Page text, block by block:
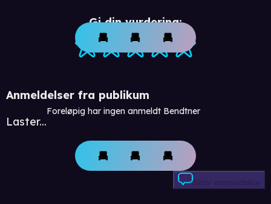
Gi din vurdering:
Anmeldelser fra publikum
Laster...
Foreløpig har ingen anmeldt Bendtner
Skriv anmeldelse